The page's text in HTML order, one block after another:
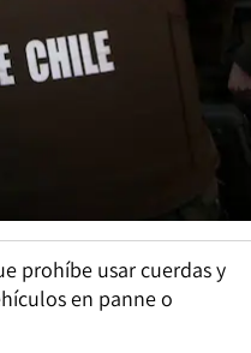
prohíbe usar cuerdas y
en panne o